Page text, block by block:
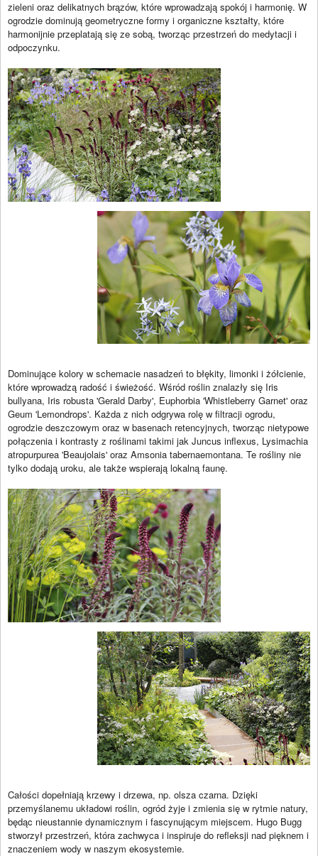
zieleni oraz delikatnych brązów, które wprowadzają spokój i harmonię. W
ogrodzie dominują geometryczne formy i organiczne kształty, które
harmonijnie przeplatają się ze sobą, tworząc przestrzeń do medytacji i
odpoczynku.
Dominujące kolory w schemacie nasadzeń to błękity, limonki i żółcienie,
które wprowadzą radość i świeżość. Wśród roślin znalazły się Iris
bullyana, Iris robusta 'Gerald Darby', Euphorbia 'Whistleberry Garnet' oraz
Geum 'Lemondrops'. Każda z nich odgrywa rolę w filtracji ogrodu,
ogrodzie deszczowym oraz w basenach retencyjnych, tworząc nietypowe
połączenia i kontrasty z roślinami takimi jak Juncus inflexus, Lysimachia
atropurpurea 'Beaujolais' oraz Amsonia tabernaemontana. Te rośliny nie
tylko dodają uroku, ale także wspierają lokalną faunę.
Całości dopełniają krzewy i drzewa, np. olsza czarna. Dzięki
przemyślanemu układowi roślin, ogród żyje i zmienia się w rytmie natury,
będąc nieustannie dynamicznym i fascynującym miejscem. Hugo Bugg
stworzył przestrzeń, która zachwyca i inspiruje do refleksji nad pięknem i
znaczeniem wody w naszym ekosystemie.